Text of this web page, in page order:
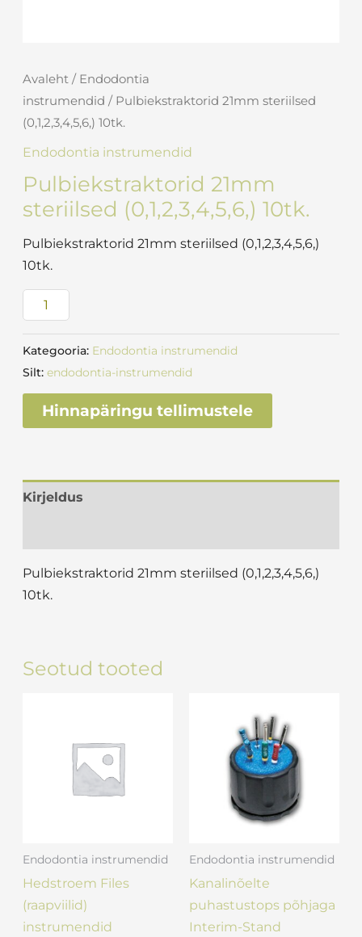
Avaleht / Endodontia
instrumendid / Pulbiekstraktorid 21mm steriilsed
(0,1,2,3,4,5,6,) 10tk.
Endodontia instrumendid
Pulbiekstraktorid 21mm
steriilsed (0,1,2,3,4,5,6,) 10tk.
Pulbiekstraktorid 21mm steriilsed (0,1,2,3,4,5,6,)
10tk.
Kategooria: Endodontia instrumendid
Silt: endodontia-instrumendid
Hinnapäringu tellimustele
Kirjeldus
Pulbiekstraktorid 21mm steriilsed (0,1,2,3,4,5,6,)
10tk.
Seotud tooted
Endodontia instrumendid
Hedstroem Files
(raapviilid)
instrumendid
Endodontia instrumendid
Kanalinõelte
puhastustops põhjaga
Interim-Stand